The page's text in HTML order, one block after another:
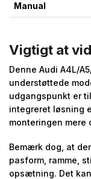
Manual
Vigtigt at
Denne Audi A4L/
understøttede
udgangspunkt er
integreret løsning
monteringen mere
Bemærk dog, at
pasform, ramme,
opsætning. Det